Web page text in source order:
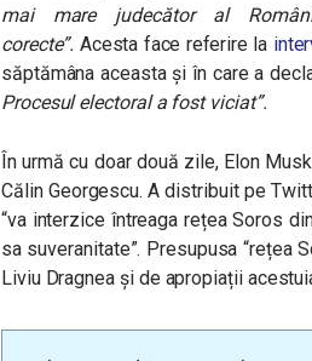
mai mare judecător al
corecte”. Acesta face referire la
săptămâna aceasta și în care a
Procesul electoral a fost viciat”.
În urmă cu doar două zile, Elon
Călin Georgescu. A distribuit pe
“va interzice întreaga rețea Soros
sa suveranitate”. Presupusa “rețea
Liviu Dragnea și de apropiații